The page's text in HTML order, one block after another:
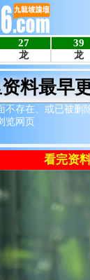
料最早
不存在、或已被删
览网页
看完资